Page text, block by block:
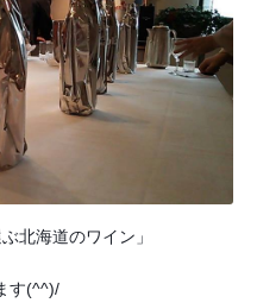
北海道のワイン」
す(^^)/